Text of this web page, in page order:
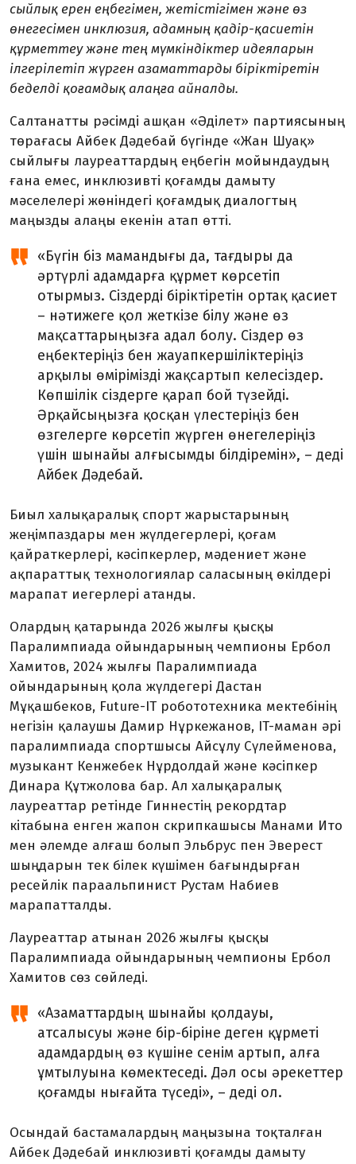
сыйлық ерен еңбегімен, жетістігімен және өз
өнегесімен инклюзия, адамның қадір-қасиетін
құрметтеу және тең мүмкіндіктер идеяларын
ілгерілетіп жүрген азаматтарды біріктіретін
беделді қоғамдық алаңға айналды.
Салтанатты рәсімді ашқан «Әділет» партиясының
төрағасы Айбек Дәдебай бүгінде «Жан Шуақ»
сыйлығы лауреаттардың еңбегін мойындаудың
ғана емес, инклюзивті қоғамды дамыту
мәселелері жөніндегі қоғамдық диалогтың
маңызды алаңы екенін атап өтті.
«Бүгін біз мамандығы да, тағдыры да
әртүрлі адамдарға құрмет көрсетіп
отырмыз. Сіздерді біріктіретін ортақ қасиет
– нәтижеге қол жеткізе білу және өз
мақсаттарыңызға адал болу. Сіздер өз
еңбектеріңіз бен жауапкершіліктеріңіз
арқылы өмірімізді жақсартып келесіздер.
Көпшілік сіздерге қарап бой түзейді.
Әрқайсыңызға қосқан үлестеріңіз бен
өзгелерге көрсетіп жүрген өнегелеріңіз
үшін шынайы алғысымды білдіремін», – деді
Айбек Дәдебай.
Биыл халықаралық спорт жарыстарының
жеңімпаздары мен жүлдегерлері, қоғам
қайраткерлері, кәсіпкерлер, мәдениет және
ақпараттық технологиялар саласының өкілдері
марапат иегерлері атанды.
Олардың қатарында 2026 жылғы қыс­қы
Паралимпиада ойындарының чемпио­ны Ербол
Хамитов, 2024 жылғы Паралимпиада
ойындарының қола жүлдегері Дастан
Мұқашбеков, Future-IT робототехника мектебінің
негізін қалаушы Дамир Нұркежанов, IT-маман әрі
паралимпиада спортшысы Айсұлу Сүлейменова,
музыкант Кенжебек Нұрдолдай және кәсіпкер
Динара Құтжолова бар. Ал халықаралық
лауреаттар ретінде Гиннестің рекордтар
кітабына енген жапон скрипкашысы Манами Ито
мен әлемде алғаш болып Эльбрус пен Эверест
шыңдарын тек білек күшімен бағындырған
ресейлік параальпинист Рустам Набиев
марапатталды.
Лауреаттар атынан 2026 жылғы қысқы
Паралимпиада ойындарының чемпионы Ербол
Хамитов сөз сөйледі.
«Азаматтардың шынайы қолдауы,
атсалысуы және бір-біріне деген құрметі
адамдардың өз күшіне сенім артып, алға
ұмтылуына көмектеседі. Дәл осы әрекеттер
қоғамды нығайта түседі», – деді ол.
Осындай бастамалардың маңызына тоқталған
Айбек Дәдебай инклюзивті қоғамды дамыту